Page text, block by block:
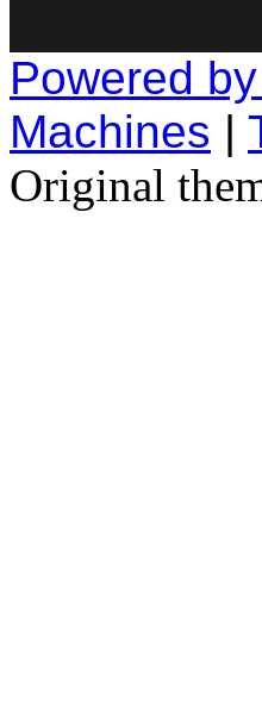
Powered
Machines |
Original